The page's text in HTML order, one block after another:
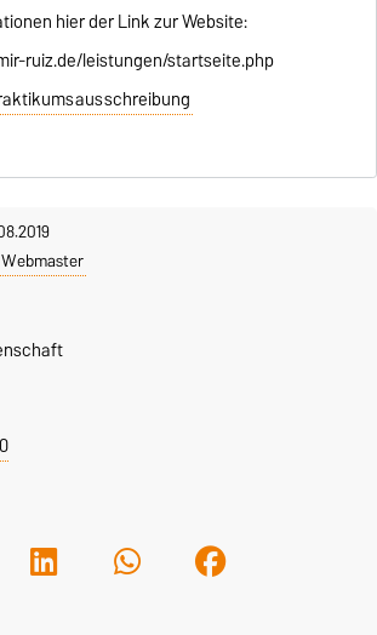
hier der Link zur Website:
ruiz.de/leistungen/startseite.php
Webmaster